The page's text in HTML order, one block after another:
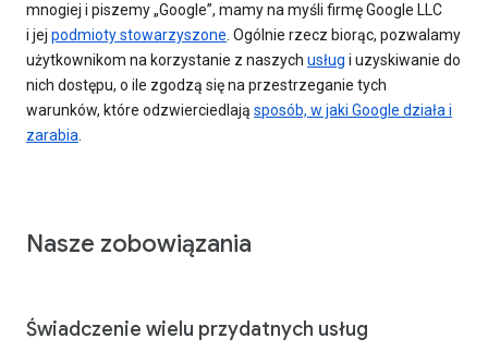
mnogiej i piszemy „Google”, mamy na myśli firmę Google LLC
i jej podmioty stowarzyszone . Ogólnie rzecz biorąc, pozwalamy
użytkownikom na korzystanie z naszych usług i uzyskiwanie do
nich dostępu, o ile zgodzą się na przestrzeganie tych
warunków, które odzwierciedlają sposób, w jaki Google działa i
zarabia
Nasze zobowiązania
Świadczenie wielu przydatnych usług